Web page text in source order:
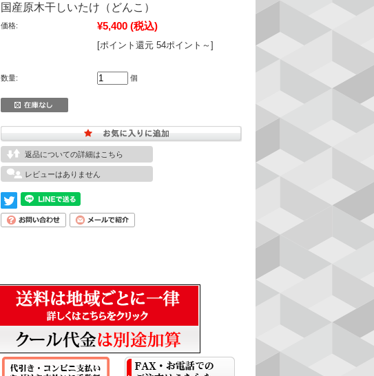
国産原木干しいたけ（どんこ）
価格: ¥5,400 (税込)
[ポイント還元 54ポイント～]
数量: 個
返品についての詳細はこちら
レビューはありません